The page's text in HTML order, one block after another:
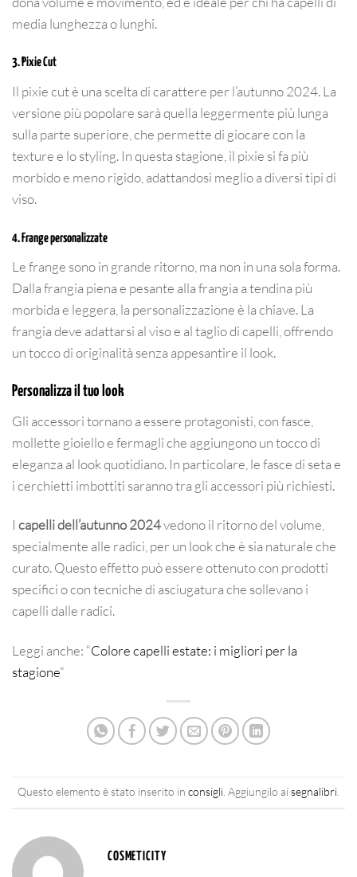
media lunghezza o lunghi.
3. Pixie Cut
Il pixie cut è una scelta di carattere per l’autunno 2024. La
versione più popolare sarà quella leggermente più lunga
sulla parte superiore, che permette di giocare con la
texture e lo styling. In questa stagione, il pixie si fa più
morbido e meno rigido, adattandosi meglio a diversi tipi di
viso.
4. Frange personalizzate
Le frange sono in grande ritorno, ma non in una sola forma.
Dalla frangia piena e pesante alla frangia a tendina più
morbida e leggera, la personalizzazione è la chiave. La
frangia deve adattarsi al viso e al taglio di capelli, offrendo
un tocco di originalità senza appesantire il look.
Personalizza il tuo look
Gli accessori tornano a essere protagonisti, con fasce,
mollette gioiello e fermagli che aggiungono un tocco di
eleganza al look quotidiano. In particolare, le fasce di seta e
i cerchietti imbottiti saranno tra gli accessori più richiesti.
I capelli dell’autunno 2024vedono il ritorno del volume,
specialmente alle radici, per un look che è sia naturale che
curato. Questo effetto può essere ottenuto con prodotti
specifici o con tecniche di asciugatura che sollevano i
capelli dalle radici.
Leggi anche: “Colore capelli estate: i migliori per la
stagione“
Questo elemento è stato inserito in consigli . Aggiungilo ai segnalibri
COSMETICITY